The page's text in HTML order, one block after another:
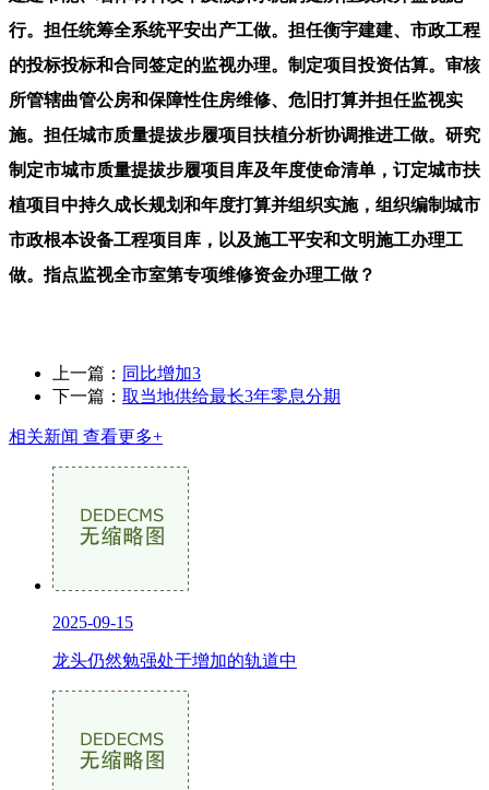
行。担任统筹全系统平安出产工做。担任衡宇建建、市政工程
的投标投标和合同签定的监视办理。制定项目投资估算。审核
所管辖曲管公房和保障性住房维修、危旧打算并担任监视实
施。担任城市质量提拔步履项目扶植分析协调推进工做。研究
制定市城市质量提拔步履项目库及年度使命清单，订定城市扶
植项目中持久成长规划和年度打算并组织实施，组织编制城市
市政根本设备工程项目库，以及施工平安和文明施工办理工
做。指点监视全市室第专项维修资金办理工做？
上一篇： 同比增加3
下一篇： 取当地供给最长3年零息分期
相关新闻 查看更多+
2025-09-15
龙头仍然勉强处于增加的轨道中